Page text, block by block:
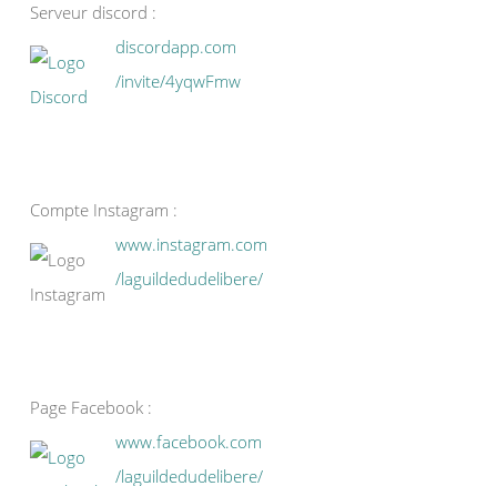
Serveur discord :
discordapp.com
/invite/4yqwFmw
Compte Instagram :
www.instagram.com
/laguildedudelibere/
Page Facebook :
www.facebook.com
/laguildedudelibere/